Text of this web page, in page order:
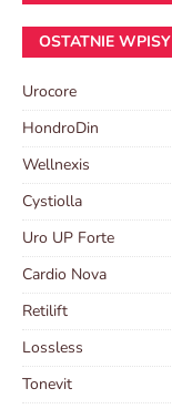
OSTATNIE WPISY
Urocore
HondroDin
Wellnexis
Cystiolla
Uro UP Forte
Cardio Nova
Retilift
Lossless
Tonevit